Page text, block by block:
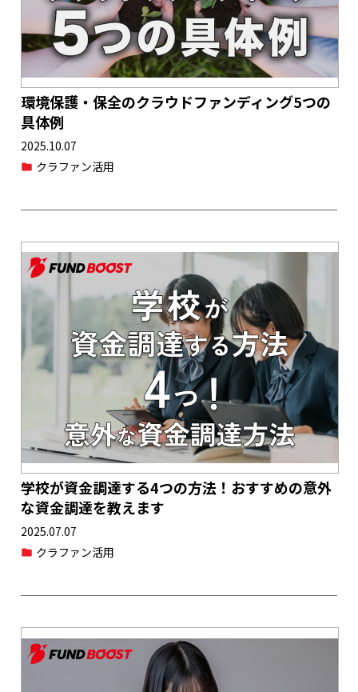
環境保護・保全のクラウドファンディング5つの
具体例
2025.10.07
クラファン活用
学校が資金調達する4つの方法！おすすめの意外
な資金調達を教えます
2025.07.07
クラファン活用